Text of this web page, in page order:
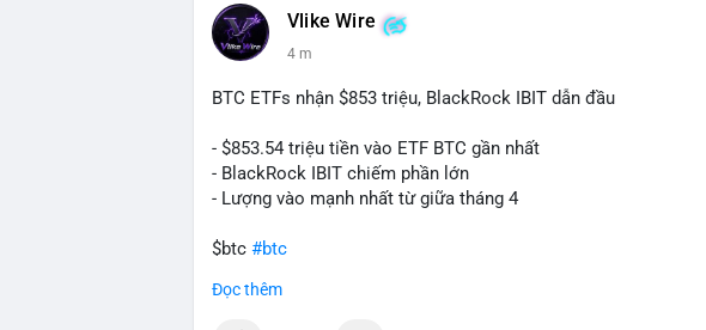
Vlike Wire
4 m
BTC ETFs nhận $853 triệu, BlackRock IBIT dẫn đầu
- $853.54 triệu tiền vào ETF BTC gần nhất
- BlackRock IBIT chiếm phần lớn
- Lượng vào mạnh nhất từ giữa tháng 4
$btc #btc
#vlikevn
Đọc thêm